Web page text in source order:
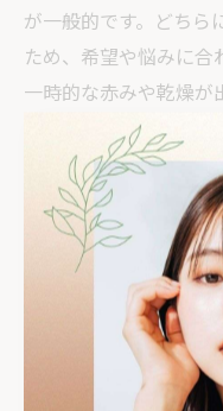
が一般的です。どちら
ため、希望や悩みに
一時的な赤みや乾燥が
などアフターケアも
清原台エステで実感
清原台エリアでも、
が増えています。地
ングから施術、アフ
す。特に「ニキビが
ってきた」といった